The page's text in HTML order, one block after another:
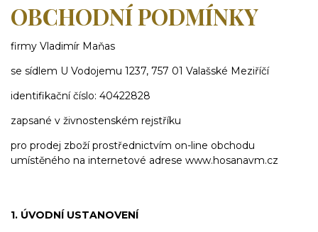
OBCHODNÍ PODMÍNKY
firmy Vladimír Maňas
se sídlem U Vodojemu 1237, 757 01 Valašské Meziříčí
identifikační číslo: 40422828
zapsané v živnostenském rejstříku
pro prodej zboží prostřednictvím on-line obchodu
umístěného na internetové adrese www.hosanavm.cz
1. ÚVODNÍ USTANOVENÍ